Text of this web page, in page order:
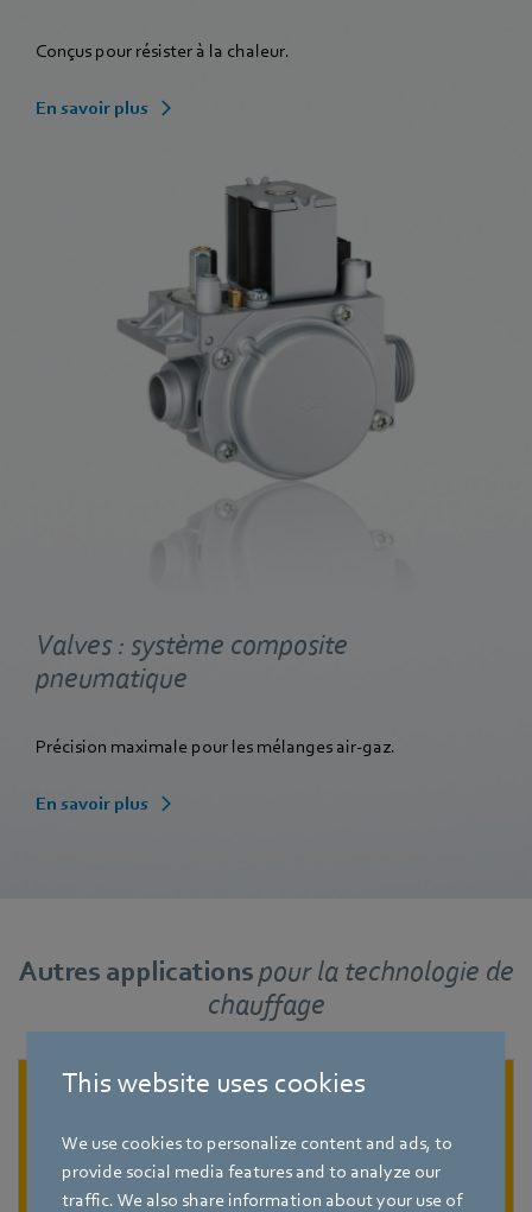
This website uses cookies
We use cookies to personalize content and ads, to
provide social media features and to analyze our
traffic. We also share information about your use of
Conçus pour résister à la chaleur.
En savoir plus
Valves : système composite
pneumatique
Précision maximale pour les mélanges air-gaz.
En savoir plus
Autres applicationspourla technologie de
chauffage